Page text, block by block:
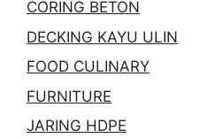
CORING BETON
DECKING KAYU ULIN
FOOD CULINARY
FURNITURE
JARING HDPE